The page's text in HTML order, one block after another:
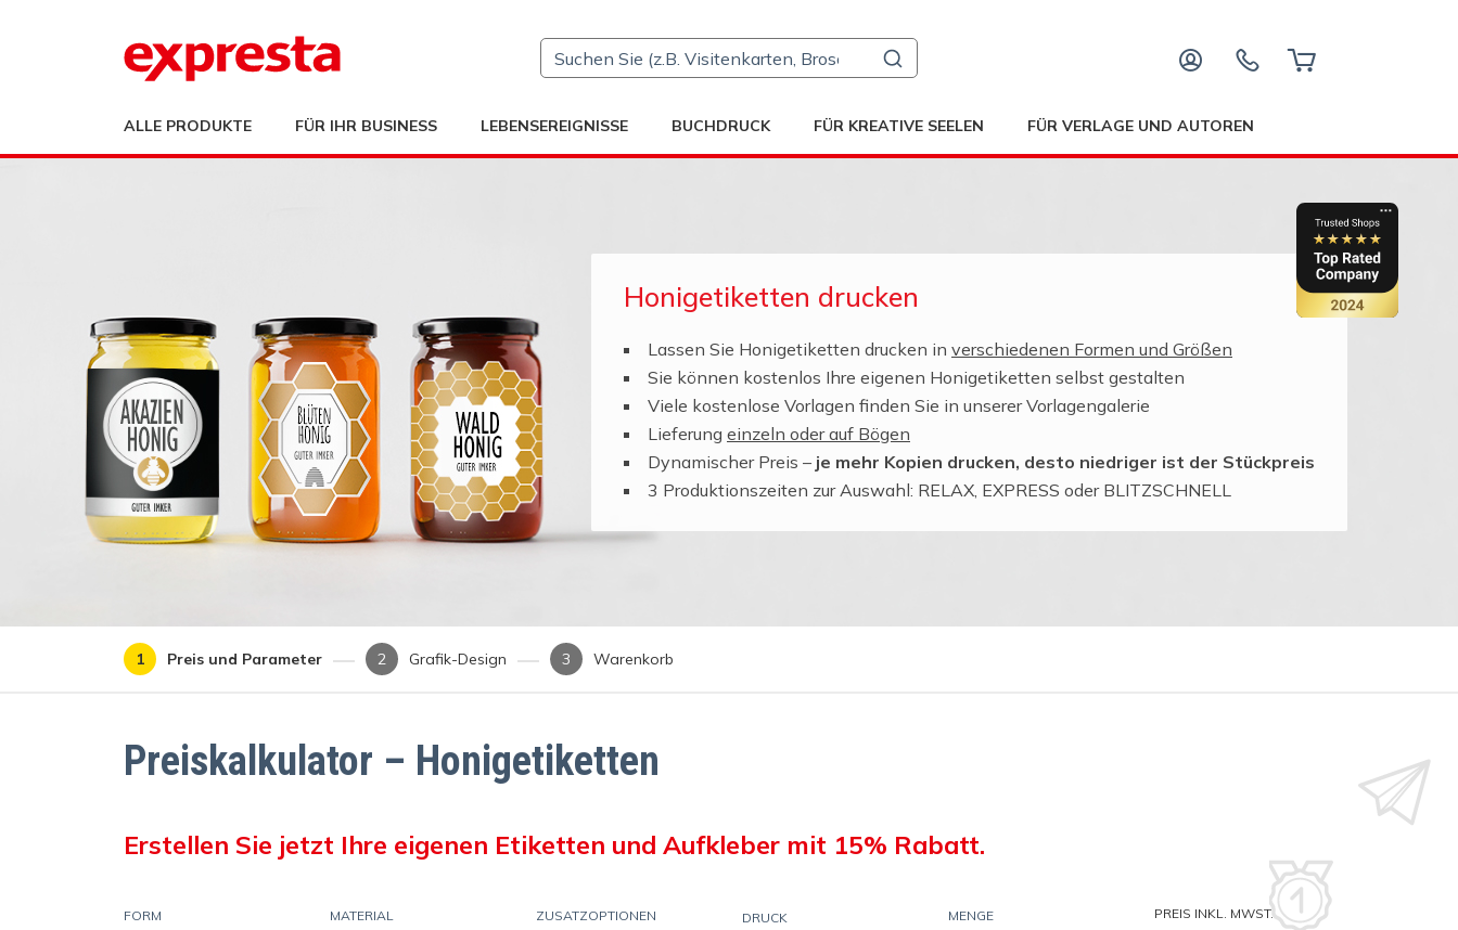
ALLE PRODUKTE FÜR IHR BUSINESS LEBENSEREIGNISSE BUCHDRUCK FÜR KREATIVE SEELEN FÜR VERLAGE UND AUTOREN
Honigetiketten drucken
Lassen Sie Honigetiketten drucken in verschiedenen Formen und Größen
Sie können kostenlos Ihre eigenen Honigetiketten selbst gestalten
Viele kostenlose Vorlagen finden Sie in unserer Vorlagengalerie
Lieferung einzeln oder auf Bögen
Dynamischer Preis – je mehr Kopien drucken, desto niedriger ist der Stückpreis
3 Produktionszeiten zur Auswahl: RELAX, EXPRESS oder BLITZSCHNELL
Preis und Parameter Grafik-Design Warenkorb
Preiskalkulator – Honigetiketten
Erstellen Sie jetzt Ihre eigenen Etiketten und Aufkleber mit 15% Rabatt.
FORM MATERIAL ZUSATZOPTIONEN DRUCK MENGE PREIS INKL. MWST.